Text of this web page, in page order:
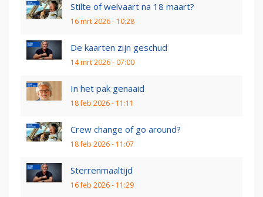
Stilte of welvaart na 18 maart?
16 mrt 2026 - 10:28
De kaarten zijn geschud
14 mrt 2026 - 07:00
In het pak genaaid
18 feb 2026 - 11:11
Crew change of go around?
18 feb 2026 - 11:07
Sterrenmaaltijd
16 feb 2026 - 11:29